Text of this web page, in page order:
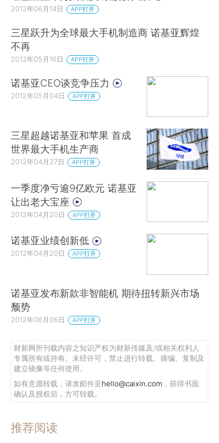
2012年06月14日 APP打开
三星跃升为全球最大手机制造商 诺基亚辉煌
不再
2012年05月16日 APP打开
诺基亚CEO谈竞争压力
2012年05月04日 APP打开
三星超越诺基亚和苹果 首成
世界最大手机生产商
2012年04月27日 APP打开
一季度净亏逾9亿欧元 诺基亚
让出老大宝座
2012年04月20日 APP打开
诺基亚业绩创新低
2012年04月20日 APP打开
诺基亚发布新款非智能机 期待扭转新兴市场
颓势
2012年06月06日 APP打开
财新网所刊载内容之知识产权为财新传媒及/或相关权利人
专属所有或持有。未经许可，禁止进行转载、摘编、复制及
建立镜像等任何使用。
如有意愿转载，请发邮件至hello@caixin.com ，获得书面
确认及授权后，方可转载。
推荐阅读